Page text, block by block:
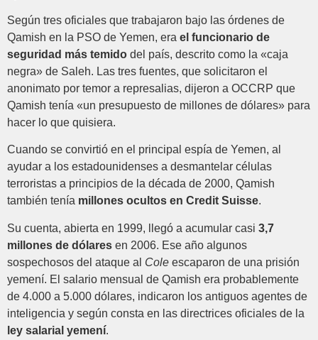
Según tres oficiales que trabajaron bajo las órdenes de
Qamish en la PSO de Yemen, era el funcionario de
seguridad más temido del país, descrito como la «caja
negra» de Saleh. Las tres fuentes, que solicitaron el
anonimato por temor a represalias, dijeron a OCCRP que
Qamish tenía «un presupuesto de millones de dólares» para
hacer lo que quisiera.
Cuando se convirtió en el principal espía de Yemen, al
ayudar a los estadounidenses a desmantelar células
terroristas a principios de la década de 2000, Qamish
también tenía millones ocultos en Credit Suisse.
Su cuenta, abierta en 1999, llegó a acumular casi 3,7
millones de dólares en 2006. Ese año algunos
sospechosos del ataque al Cole escaparon de una prisión
yemení. El salario mensual de Qamish era probablemente
de 4.000 a 5.000 dólares, indicaron los antiguos agentes de
inteligencia y según consta en las directrices oficiales de la
ley salarial yemení.